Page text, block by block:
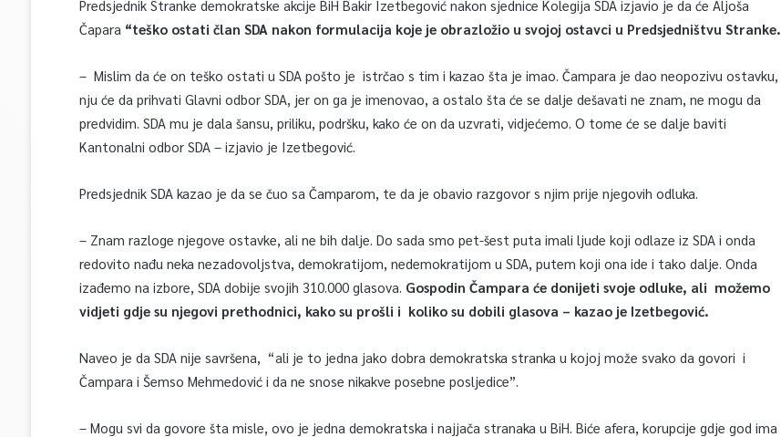
Predsjednik Stranke demokratske akcije BiH Bakir Izetbegović nakon sjednice Kolegija SDA izjavio je da će Aljoša
Čapara “teško ostati član SDA nakon formulacija koje je obrazložio u svojoj ostavci u Predsjedništvu Stranke.
– Mislim da će on teško ostati u SDA pošto je istrčao s tim i kazao šta je imao. Čampara je dao neopozivu ostavku,
nju će da prihvati Glavni odbor SDA, jer on ga je imenovao, a ostalo šta će se dalje dešavati ne znam, ne mogu da
predvidim. SDA mu je dala šansu, priliku, podršku, kako će on da uzvrati, vidjećemo. O tome će se dalje baviti
Kantonalni odbor SDA – izjavio je Izetbegović.
Predsjednik SDA kazao je da se čuo sa Čamparom, te da je obavio razgovor s njim prije njegovih odluka.
– Znam razloge njegove ostavke, ali ne bih dalje. Do sada smo pet-šest puta imali ljude koji odlaze iz SDA i onda
redovito nađu neka nezadovoljstva, demokratijom, nedemokratijom u SDA, putem koji ona ide i tako dalje. Onda
izađemo na izbore, SDA dobije svojih 310.000 glasova. Gospodin Čampara će donijeti svoje odluke, ali možemo
vidjeti gdje su njegovi prethodnici, kako su prošli i koliko su dobili glasova – kazao je Izetbegović.
Naveo je da SDA nije savršena, “ali je to jedna jako dobra demokratska stranka u kojoj može svako da govori i
Čampara i Šemso Mehmedović i da ne snose nikakve posebne posljedice”.
– Mogu svi da govore šta misle, ovo je jedna demokratska i najjača stranaka u BiH. Biće afera, korupcije gdje god ima